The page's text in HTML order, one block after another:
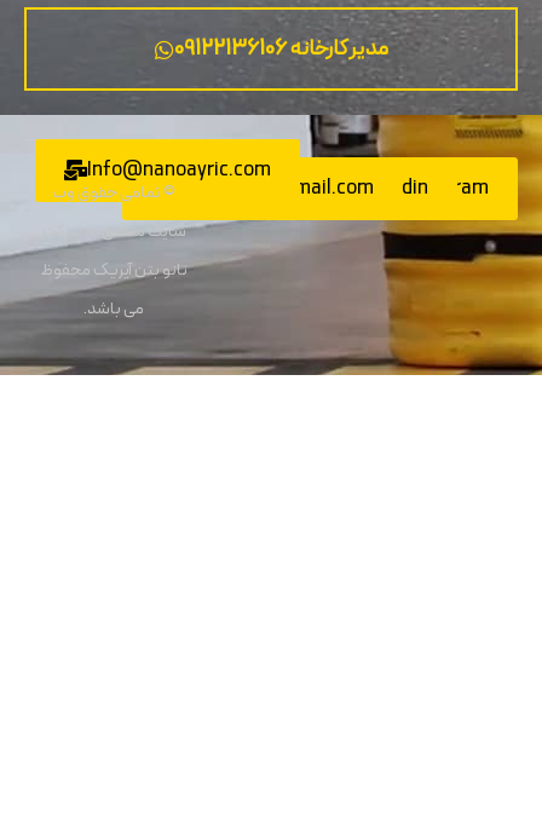
مدیر کارخانه 09122136106
Instagram
Linkedin
Nanoayric@gmail.com
Info@nanoayric.com
© تمامی حقوق وب
سایت متعلق به شرکت
نانو بتن آیریک محفوظ
می باشد.